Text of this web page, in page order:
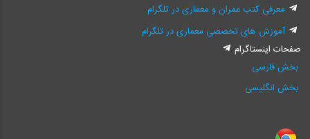
معرفی کتب عمران و معماری در تلگرام
آموزش های تخصصی معماری در تلگرام
صفحات اینستاگرام
بخش فارسی
بخش انگلیسی